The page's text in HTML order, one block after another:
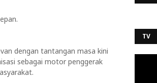
dengan tantangan masa kini
sebagai motor penggerak
TV